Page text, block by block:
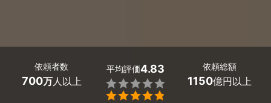
依頼者数
700万人以上
平均評価4.83


依頼総額
1150億円以上